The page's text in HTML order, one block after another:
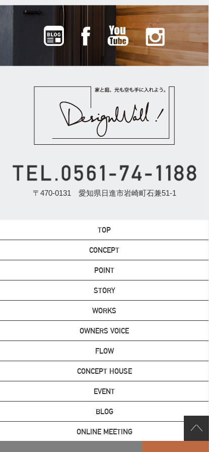
〒470-0131 愛知県日進市岩崎町石兼51-1
TOP
CONCEPT
POINT
STORY
WORKS
OWNERS VOICE
FLOW
CONCEPT HOUSE
EVENT
BLOG
ONLINE MEETING